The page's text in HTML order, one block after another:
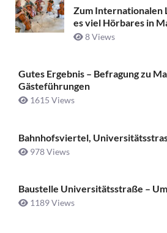
Zum Internationalen
es viel Hörbares in
8 Views
Gutes Ergebnis – Befragung zu
Gästeführungen
1615 Views
Bahnhofsviertel,
978 Views
Baustelle Universitätsstraße ­–
1189 Views